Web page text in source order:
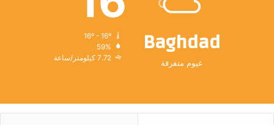
Baghdad
غيوم متفرقة
59%
7.72 كيلومتر/ساعة